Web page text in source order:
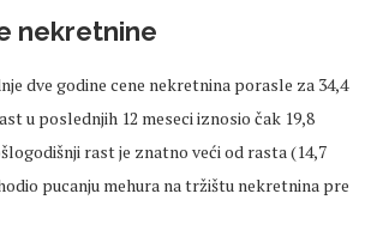
nekretnine
dve godine cene nekretnina porasle za 34,4
u poslednjih 12 meseci iznosio čak 19,8
rast je znatno veći od rasta (14,7
pucanju mehura na tržištu nekretnina pre